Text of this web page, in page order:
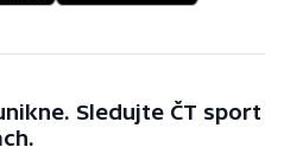
Sledujte ČT sport